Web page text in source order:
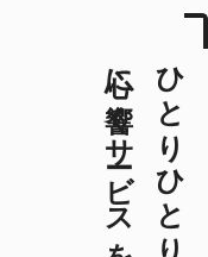
心に響くサービスを